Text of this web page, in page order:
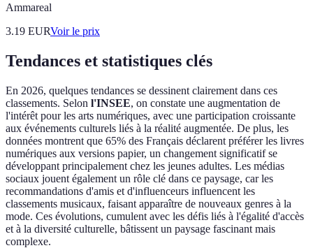
Ammareal
3.19 EURVoir le prix
Tendances et statistiques clés
En 2026, quelques tendances se dessinent clairement dans ces
classements. Selon l'INSEE, on constate une augmentation de
l'intérêt pour les arts numériques, avec une participation croissante
aux événements culturels liés à la réalité augmentée. De plus, les
données montrent que 65% des Français déclarent préférer les livres
numériques aux versions papier, un changement significatif se
développant principalement chez les jeunes adultes. Les médias
sociaux jouent également un rôle clé dans ce paysage, car les
recommandations d'amis et d'influenceurs influencent les
classements musicaux, faisant apparaître de nouveaux genres à la
mode. Ces évolutions, cumulent avec les défis liés à l'égalité d'accès
et à la diversité culturelle, bâtissent un paysage fascinant mais
complexe.